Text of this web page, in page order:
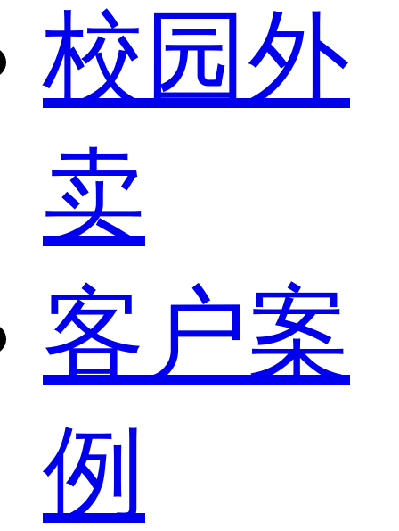
校园外
卖
客户案
例